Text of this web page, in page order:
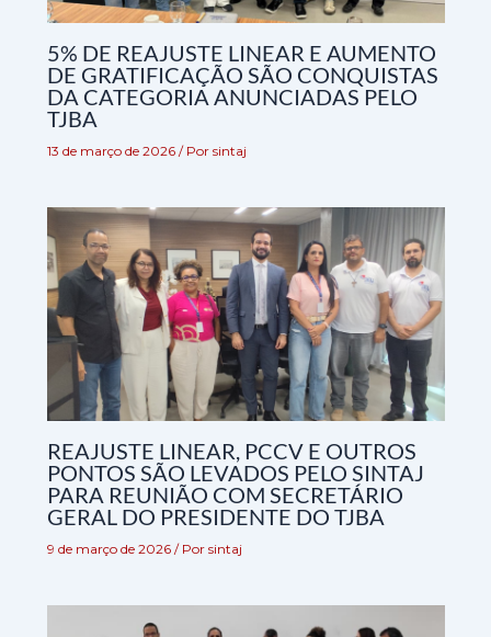
5% DE REAJUSTE LINEAR E AUMENTO
DE GRATIFICAÇÃO SÃO CONQUISTAS
DA CATEGORIA ANUNCIADAS PELO
TJBA
13 de março de 2026 / Por sintaj
REAJUSTE LINEAR, PCCV E OUTROS
PONTOS SÃO LEVADOS PELO SINTAJ
PARA REUNIÃO COM SECRETÁRIO
GERAL DO PRESIDENTE DO TJBA
9 de março de 2026 / Por sintaj